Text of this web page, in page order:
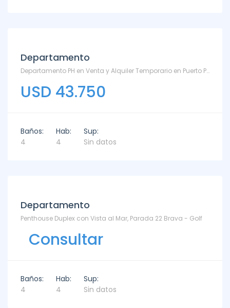
Departamento
Departamento PH en Venta y Alquiler Temporario en Puerto Punta - Puerto
USD 43.750
Baños:
4
Hab:
4
Sup:
Sin datos
Departamento
Penthouse Duplex con Vista al Mar, Parada 22 Brava - Golf
Consultar
Baños:
4
Hab:
4
Sup:
Sin datos